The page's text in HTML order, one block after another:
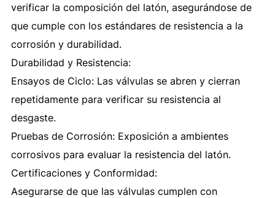
verificar la composición del latón, asegurándose de
que cumple con los estándares de resistencia a la
corrosión y durabilidad.
Durabilidad y Resistencia:
Ensayos de Ciclo: Las válvulas se abren y cierran
repetidamente para verificar su resistencia al
desgaste.
Pruebas de Corrosión: Exposición a ambientes
corrosivos para evaluar la resistencia del latón.
Certificaciones y Conformidad:
Asegurarse de que las válvulas cumplen con